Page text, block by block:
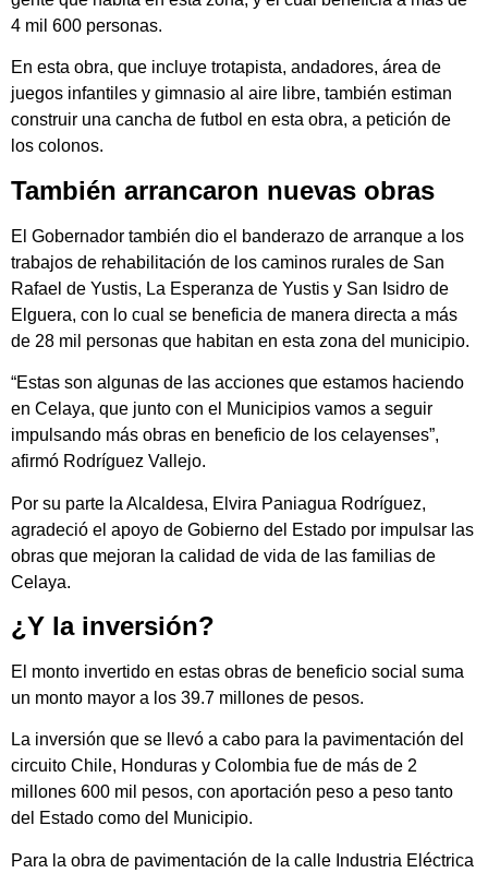
4 mil 600 personas.
En esta obra, que incluye trotapista, andadores, área de
juegos infantiles y gimnasio al aire libre, también estiman
construir una cancha de futbol en esta obra, a petición de
los colonos.
También arrancaron nuevas obras
El Gobernador también dio el banderazo de arranque a los
trabajos de rehabilitación de los caminos rurales de San
Rafael de Yustis, La Esperanza de Yustis y San Isidro de
Elguera, con lo cual se beneficia de manera directa a más
de 28 mil personas que habitan en esta zona del municipio.
“Estas son algunas de las acciones que estamos haciendo
en Celaya, que junto con el Municipios vamos a seguir
impulsando más obras en beneficio de los celayenses”,
afirmó Rodríguez Vallejo.
Por su parte la Alcaldesa, Elvira Paniagua Rodríguez,
agradeció el apoyo de Gobierno del Estado por impulsar las
obras que mejoran la calidad de vida de las familias de
Celaya.
¿Y la inversión?
El monto invertido en estas obras de beneficio social suma
un monto mayor a los 39.7 millones de pesos.
La inversión que se llevó a cabo para la pavimentación del
circuito Chile, Honduras y Colombia fue de más de 2
millones 600 mil pesos, con aportación peso a peso tanto
del Estado como del Municipio.
Para la obra de pavimentación de la calle Industria Eléctrica